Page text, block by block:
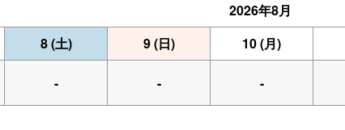
2026年8月
8(土) 9(日) 10(月)
- - -